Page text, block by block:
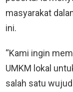
masyarakat
ini.
“Kami ingin
UMKM lokal
salah satu